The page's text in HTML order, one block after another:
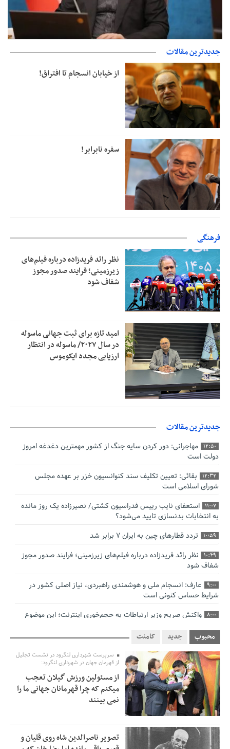
فروردین ۱۴۰۴ تاکنون
جدیدترین مقالات
از خیابان انسجام تا افتراق!
سفره نابرابر!
فرهنگی
نظر رائد فریدزاده درباره فیلم‌های
زیرزمینی؛ فرایند صدور مجوز
شفاف شود
امید تازه برای ثبت جهانی ماسوله
در سال ۲۰۲۷/ ماسوله در انتظار
ارزیابی مجدد ایکوموس
جدیدترین مقالات
12:50
مهاجرانی: دور کردن سایه جنگ از کشور مهمترین دغدغه امروز
دولت است
12:32
بقائی: تعیین تکلیف سند کنوانسیون خزر بر عهده مجلس
شورای اسلامی است
11:07
استعفای نایب رییس فدراسیون کشتی/ نصیرزاده یک روز مانده
به انتخابات بدنسازی تایید می‌شود؟
10:59 تردد قطارهای چین به ایران ۷ برابر شد
10:49
نظر رائد فریدزاده درباره فیلم‌های زیرزمینی؛ فرایند صدور مجوز
شفاف شود
9:00
عارف: انسجام ملی و هوشمندی راهبردی، نیاز اصلی کشور در
شرایط حساس کنونی است
8:00
واکنش صریح وزیر ارتباطات به حجم‌خوری اینترنت؛ این موضوع
7:00 زمان پرداخت معوقات بازنشستگان تامین اجتماعی اعلام شد
6:46
امید تازه برای ثبت جهانی ماسوله در سال ۲۰۲۷/ ماسوله در
انتظار ارزیابی مجدد ایکوموس
0:50
طرد اتباع افغانستانی غیرمجاز تعطیل نشده/ خروج ۲ میلیون
اتباع از فروردین ۱۴۰۴ تاکنون
هشدار قاطع وزیر ارتباطات به اپراتورهای گران فروش/ مصرف
ترافیک شفاف شود
محبوب جدید کامنت
سرپرست شهرداری لنگرود در نشست تجلیل
از قهرمان جهان در شهرداری لنگرود:
از مسئولین ورزش گیلان تعجب
میکنم که چرا قهرمانان جهانی ما را
نمی بینند
تصویر ناصرالدین شاه روی قلیان و